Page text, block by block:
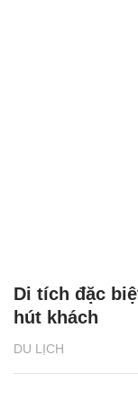
DU LỊCH
Di tích đặc
hút khách